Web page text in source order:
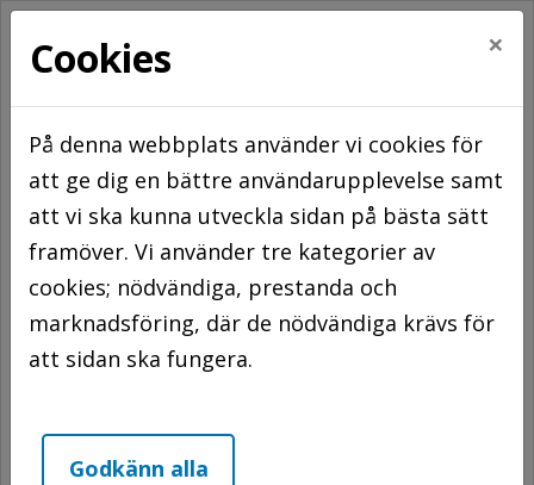
Hem
Våra bostadsområden
Höganäs
Övre
Verkstaden
Verkstaden
Cookies ×
På denna webbplats använder vi cookies för
att ge dig en bättre användarupplevelse samt
att vi ska kunna utveckla sidan på bästa sätt
framöver. Vi använder tre kategorier av
cookies; nödvändiga, prestanda och
marknadsföring, där de nödvändiga krävs för
att sidan ska fungera.
Godkänn alla